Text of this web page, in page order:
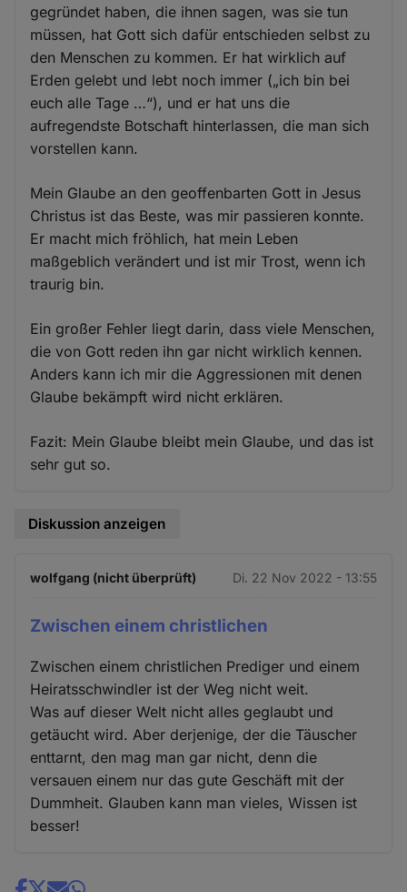
gegründet haben, die ihnen sagen, was sie tun
müssen, hat Gott sich dafür entschieden selbst zu
den Menschen zu kommen. Er hat wirklich auf
Erden gelebt und lebt noch immer („ich bin bei
euch alle Tage …“), und er hat uns die
aufregendste Botschaft hinterlassen, die man sich
vorstellen kann.
Mein Glaube an den geoffenbarten Gott in Jesus
Christus ist das Beste, was mir passieren konnte.
Er macht mich fröhlich, hat mein Leben
maßgeblich verändert und ist mir Trost, wenn ich
traurig bin.
Ein großer Fehler liegt darin, dass viele Menschen,
die von Gott reden ihn gar nicht wirklich kennen.
Anders kann ich mir die Aggressionen mit denen
Glaube bekämpft wird nicht erklären.
Fazit: Mein Glaube bleibt mein Glaube, und das ist
sehr gut so.
Diskussion anzeigen
wolfgang (nicht überprüft) Di. 22 Nov 2022 - 13:55
Zwischen einem christlichen
Zwischen einem christlichen Prediger und einem
Heiratsschwindler ist der Weg nicht weit.
Was auf dieser Welt nicht alles geglaubt und
getäucht wird. Aber derjenige, der die Täuscher
enttarnt, den mag man gar nicht, denn die
versauen einem nur das gute Geschäft mit der
Dummheit. Glauben kann man vieles, Wissen ist
besser!